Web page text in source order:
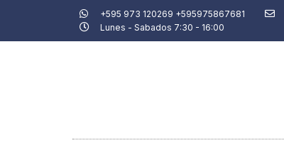
+595 973 120269 +595975867681
Lunes - Sabados 7:30 - 16:00